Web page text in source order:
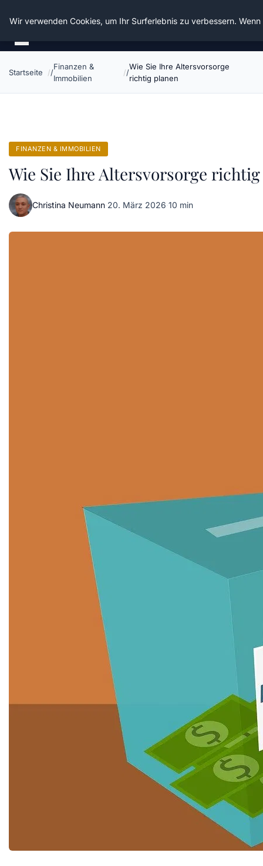
Die Schnitter
Startseite
Finanzen &
Immobilien
Wie Sie Ihre Altersvorsorge
richtig planen
FINANZEN & IMMOBILIEN
Wie Sie Ihre Altersvorsorge
Christina Neumann·20. März 2026·10 min
Wir verwenden Cookies, um Ihr Surferlebnis zu verbessern.